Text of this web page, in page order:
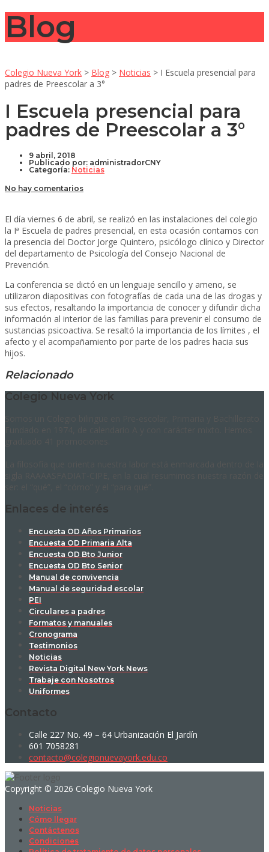
Blog
Colegio Nueva York > Blog > Noticias > I Escuela presencial para
padres de Preescolar a 3°
I Escuela presencial para
padres de Preescolar a 3°
9 abril, 2018
Publicado por: administradorCNY
Categoría: Noticias
No hay comentarios
El día viernes 6 de abril, se realizó en las instalaciones del colegio
la Iª Escuela de padres presencial, en esta ocasión contamos con
la presencia del Doctor Jorge Quintero, psicólogo clínico y Director
del departamento de Psicología del Consejo Nacional de
Prevención.
La conferencia se dictó en un lenguaje sencillo y ameno, se
utilizaron diapositivas con fotografías de cada una de las drogas y
sus efectos, resaltando la importancia de conocer y difundir dicha
información al interior de las familias para prevenir el consumo de
sustancias psicoactiva. Se resaltó la importancia de los límites , el
afecto y el acompañamiento por parte de los padres hacia sus
hijos.
Relacionado
Colegio Nueva York
Enlaces de interés
Encuesta OD Años Primarios
Encuesta OD Primaria Alta
Encuesta OD Bto Junior
Encuesta OD Bto Senior
Manual de convivencia
Manual de seguridad escolar
PEI
Circulares a padres
Formatos y manuales
Cronograma
Testimonios
Noticias
Revista Digital New York News
Trabaje con Nosotros
Uniformes
Contacto
Calle 227 No. 49 – 64 Urbanización El Jardín
601 7058281
contacto@colegionuevayork.edu.co
Copyright © 2026 Colegio Nueva York
Noticias
Cómo llegar
Contáctenos
Condiciones